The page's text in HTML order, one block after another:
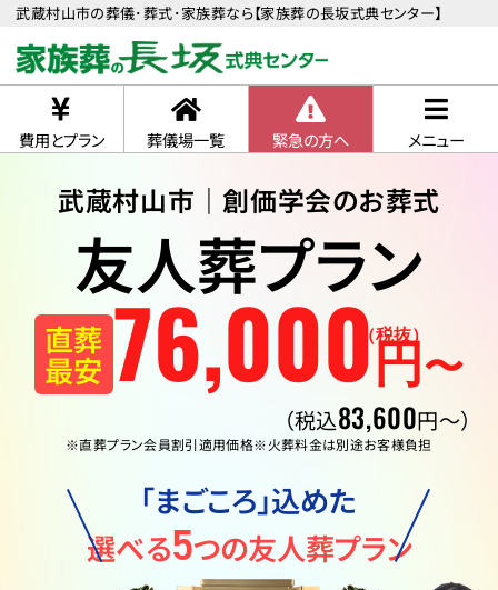
武蔵村山市の葬儀･葬式･家族葬なら【家族葬の長坂式典センター】
費用とプラン 葬儀場一覧 緊急の方へ メニュー
武蔵村山市｜創価学会のお葬式
友人葬プラン
直葬
最安 76,000円 〜
（税抜）
（税込83,600円〜）
※直葬プラン会員割引適用価格※火葬料金は別途お客様負担
「まごころ」込めた
選べる5つの友人葬プラン